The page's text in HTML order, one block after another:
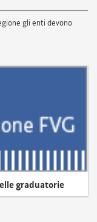
gli enti devono
graduatorie